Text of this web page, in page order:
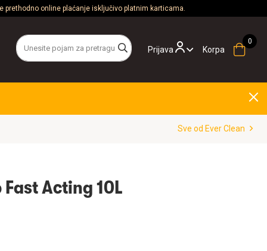
prethodno online plaćanje isključivo platnim karticama.
Prijava Korpa
Sve od Ever Clean
Acting 10L